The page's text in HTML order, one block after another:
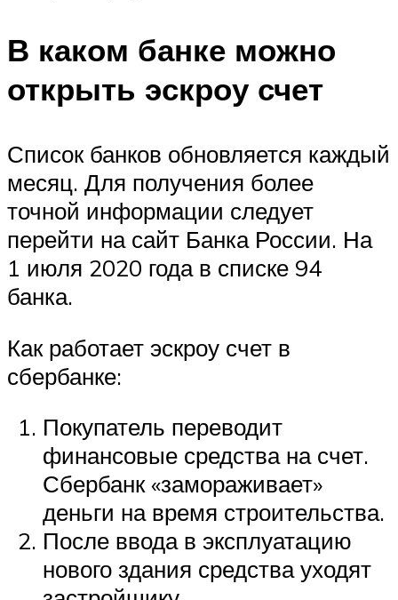
В каком банке можно
открыть эскроу счет
Список банков обновляется каждый
месяц. Для получения более
точной информации следует
перейти на сайт Банка России. На
1 июля 2020 года в списке 94
банка.
Как работает эскроу счет в
сбербанке:
Покупатель переводит
финансовые средства на счет.
Сбербанк «замораживает»
деньги на время строительства.
После ввода в эксплуатацию
нового здания средства уходят